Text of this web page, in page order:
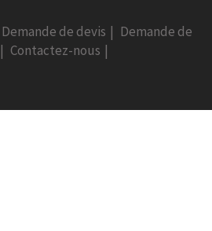
Demande de devis | Demande de
| Contactez-nous |